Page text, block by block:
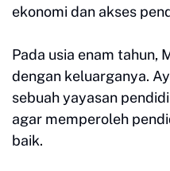
ekonomi dan akses
Pada usia enam tahun,
dengan keluarganya.
sebuah yayasan
agar memperoleh
baik.